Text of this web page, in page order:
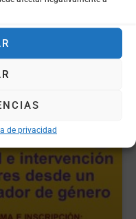
de privacidad